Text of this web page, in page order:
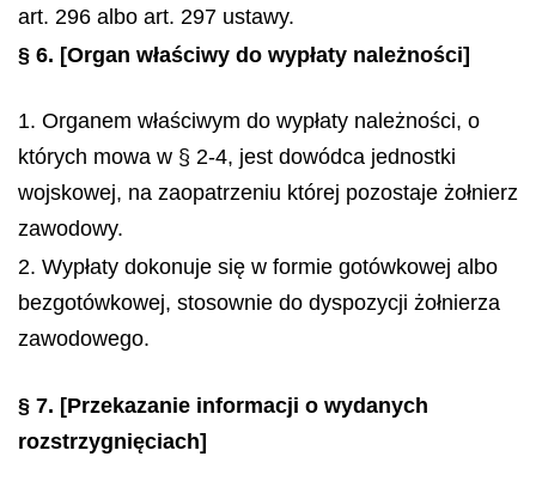
art. 296 albo art. 297 ustawy.
§ 6. [Organ właściwy do wypłaty należności]
1. Organem właściwym do wypłaty należności, o
których mowa w § 2-4, jest dowódca jednostki
wojskowej, na zaopatrzeniu której pozostaje żołnierz
zawodowy.
2. Wypłaty dokonuje się w formie gotówkowej albo
bezgotówkowej, stosownie do dyspozycji żołnierza
zawodowego.
§ 7. [Przekazanie informacji o wydanych
rozstrzygnięciach]